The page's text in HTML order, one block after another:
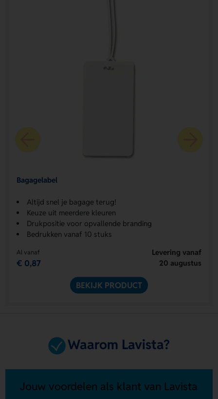
Bagagelabel
Altijd snel je bagage terug!
Keuze uit meerdere kleuren
Drukpositie voor opvallende branding
Bedrukken vanaf 10 stuks
Al vanaf
€ 0,87
Levering vanaf
20 augustus
BEKIJK PRODUCT
Waarom Lavista?
Jouw voordelen als klant van Lavista